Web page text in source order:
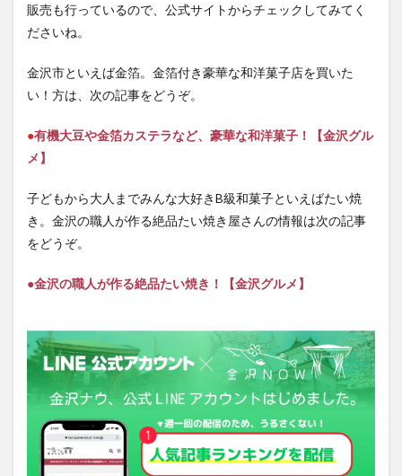
販売も行っているので、公式サイトからチェックしてみてく
ださいね。
金沢市といえば金箔。金箔付き豪華な和洋菓子店を買いた
い！方は、次の記事をどうぞ。
●有機大豆や金箔カステラなど、豪華な和洋菓子！【金沢グル
メ】
子どもから大人までみんな大好きB級和菓子といえばたい焼
き。金沢の職人が作る絶品たい焼き屋さんの情報は次の記事
をどうぞ。
●金沢の職人が作る絶品たい焼き！【金沢グルメ】